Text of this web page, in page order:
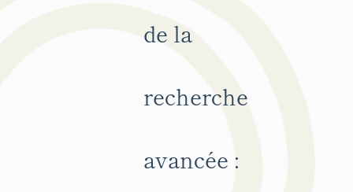
de la
recherche
avancée :